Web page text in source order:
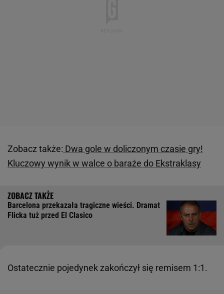
Zobacz także: Dwa gole w doliczonym czasie gry!
Kluczowy wynik w walce o baraże do Ekstraklasy
Barcelona przekazała tragiczne wieści. Dramat
Flicka tuż przed El Clasico
Ostatecznie pojedynek zakończył się remisem 1:1.